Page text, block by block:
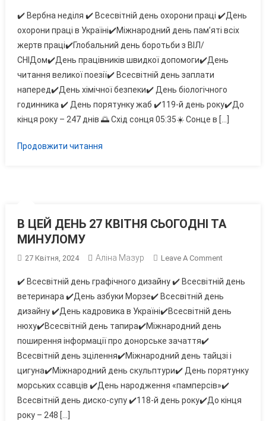
ЦЕЙ
ДЕНЬ
КВІТНЯ
ТА
МИНУЛОМУ
✔️ Вербна неділя ✔️ Всесвітній день охорони праці ✔️День
охорони праці в Україні✔️Міжнародний день пам’яті всіх
жертв праці✔️Глобальний день боротьби з ВІЛ/
СНІДом✔️День працівників швидкої допомоги✔️День
читання великої поезії✔️ Всесвітній день заплати
наперед✔️День хімічної безпеки✔️ День біологічного
годинника ✔️ День порятунку жаб ✔️119-й день року✔️До
кінця року – 247 днів 🌅 Схід сонця 05:35☀️ Сонце в […]
Продовжити читання
В ЦЕЙ ДЕНЬ 27 КВІТНЯ СЬОГОДНІ ТА
МИНУЛОМУ
27 Квітня, 2024 Аліна Мазур Leave A CommentOn
ЦЕЙ
ДЕНЬ
27
ТА
МИНУЛОМУ
✔️ Всесвітній день графічного дизайну ✔️ Всесвітній день
ветеринара ✔️День азбуки Морзе✔️ Всесвітній день
дизайну ✔️День кадровика в Україні✔️Всесвітній день
нюху✔️Всесвітній день тапира✔️Міжнародний день
поширення інформації про донорське зачаття✔️
Всесвітній день зцілення✔️Міжнародний день тайцзі і
цигуна✔️Міжнародний день скульптури✔️ День порятунку
морських ссавців ✔️День народження «памперсів»✔️
Всесвітній день диско-супу ✔️118-й день року✔️До кінця
року – 248 […]